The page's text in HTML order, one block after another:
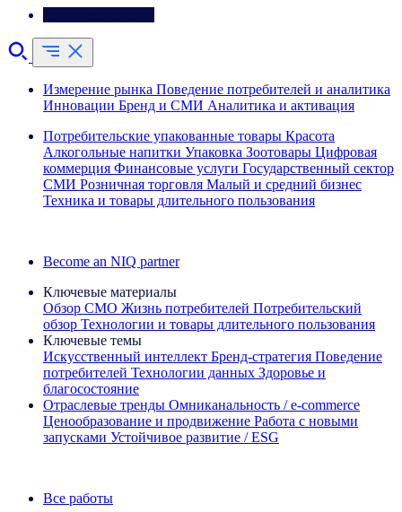
Измерение рынка Поведение потребителей и аналитика
Инновации Бренд и СМИ Аналитика и активация
Потребительские упакованные товары Красота
Алкогольные напитки Упаковка Зоотовары Цифровая
коммерция Финансовые услуги Государственный сектор
СМИ Розничная торговля Малый и средний бизнес
Техника и товары длительного пользования
Become an NIQ partner
Ключевые материалы
Обзор CMO Жизнь потребителей Потребительский
обзор Технологии и товары длительного пользования
Ключевые темы
Искусственный интеллект Бренд‑стратегия Поведение
потребителей Технологии данных Здоровье и
благосостояние
Отраслевые тренды Омниканальность / e‑commerce
Ценообразование и продвижение Работа с новыми
запусками Устойчивое развитие / ESG
Все работы